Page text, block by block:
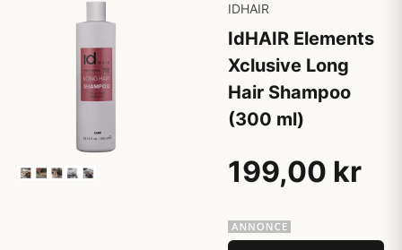
IDHAIR
IdHAIR Elements
Xclusive Long
Hair Shampoo
(300 ml)
199,00 kr